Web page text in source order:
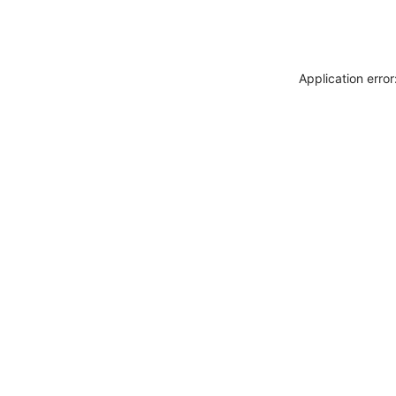
Application